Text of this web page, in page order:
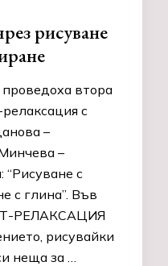
рисуване
проведоха втора
с
–
–
“Рисуване с
с глина”. Във
РЕЛАКСАЦИЯ
рисувайки
неща за …